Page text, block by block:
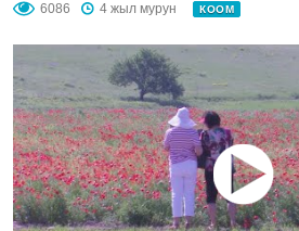
6086 4 жыл мурун КООМ